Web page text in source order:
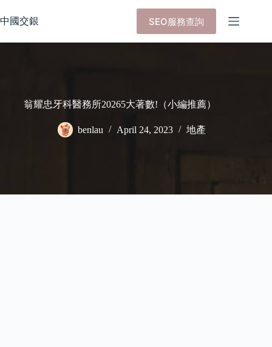
to
content
中國交銀 SEO服務查詢
翁耀忠牙科醫務所20265大著數!（小編推薦）
benlau April 24, 2023 地產